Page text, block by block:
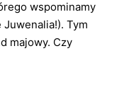
wspominamy
Juwenalia!). Tym
majowy. Czy